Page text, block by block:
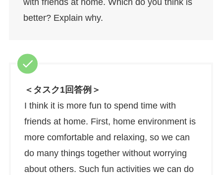
better? Explain why.
＜タスク1回答例＞
I think it is more fun to spend time with
friends at home. First, home environment is
more comfortable and relaxing, so we can
do many things together without worrying
about others. Such fun activities we can do